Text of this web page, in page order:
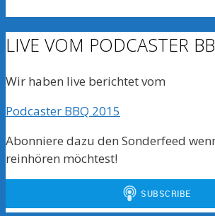
LIVE VOM PODCASTER
Wir haben live berichtet vom
Podcaster BBQ 2015
Abonniere dazu den Sonderfeed
reinhören möchtest!